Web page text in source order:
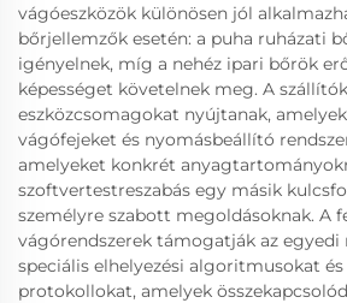
vágóeszközök különösen jól
bőrjellemzők esetén: a puha ruházati
igényelnek, míg a nehéz ipari bőrök
képességet követelnek meg. A
eszközcsomagokat nyújtanak,
vágófejeket és nyomásbeállító
amelyeket konkrét
szoftvertestreszabás egy másik
személyre szabott megoldásoknak. A
vágórendszerek támogatják az
speciális elhelyezési algoritmusokat
protokollokat, amelyek